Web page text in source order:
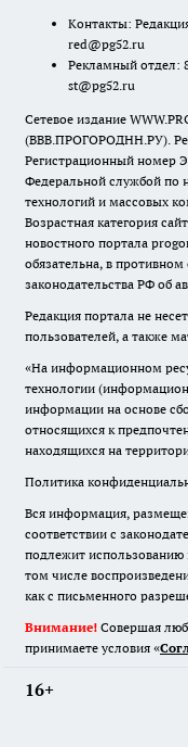
Контакты:
red@pg52.ru
Рекламный отдел:
st@pg52.ru
Сетевое издание
(ВВВ.ПРОГОРОДНН.РУ).
Регистрационный номер
Федеральной службой по
технологий и массовых
Возрастная категория
новостного портала
обязательна, в противном
законодательства РФ об
Редакция портала не
пользователей, а также
«На информационном
технологии
информации на основе
относящихся к
находящихся на
Политика
Вся информация,
соответствии с
подлежит
том числе
как с письменного
Внимание! Совершая
принимаете условия «
16+